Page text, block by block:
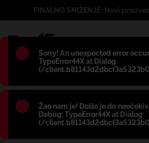
Błąd:
Sorry! An unexpected error
TypeError44X at Dialog
(/
Błąd:
Žao nam je! Došlo je do
Debug: TypeError44X at Dialog
(/
FINALNO SNIŽENJE: Novi